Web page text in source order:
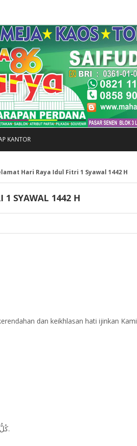
KANTOR
Hari Raya Idul Fitri 1 Syawal 1442 H
1 SYAWAL 1442 H
dan keikhlasan hati ijinkan Kami
كُلُّ عَامٍ وَأَنْتُمْ بِخَيْرٍ. اَللّهُمَّ اجْعَلْنَا وَإِيَّاكُمْ مِنَ العَاءِدِيْنَ وَالفَاءِزِيْنَ وَالمَقْبُوْلِيْنَ.